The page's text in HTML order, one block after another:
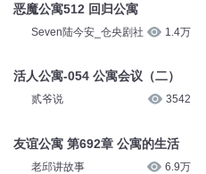
恶魔公寓512 回归公寓
Seven陆今安_仓央剧社 1.4万
活人公寓-054 公寓会议（二）
贰爷说 3542
友谊公寓 第692章 公寓的生活
老邱讲故事 6.9万